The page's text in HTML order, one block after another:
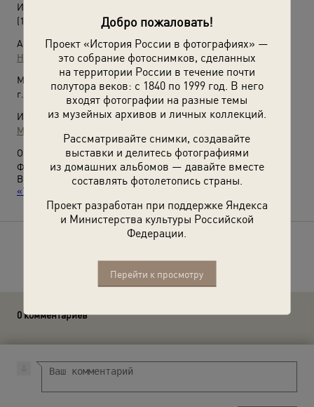
Добро пожаловать!
Проект «История России в фотографиях» —
это собрание фотоснимков, сделанных
на территории России в течение почти
полутора веков: с 1840 по 1999 год. В него
входят фотографии на разные темы
из музейных архивов и личных коллекций.
Рассматривайте снимки, создавайте
выставки и делитесь фотографиями
из домашних альбомов — давайте вместе
составлять фотолетопись страны.
Проект разработан при поддержке Яндекса
и Министерства культуры Российской
Федерации.
Перейти к просмотру
Из цикла «Отношение»
(1988 - 1993)
Автор:
Николай Бахарев
Место съемки:
г. Новокузнецк
Источники:
МАММ / МДФ
О фотографии:
Фото № 3.
Выставки
«10 лучших фотографий с татуировками»
«"Отношения" Николая Бахарева»
с этой фотографией.
0 комментариев